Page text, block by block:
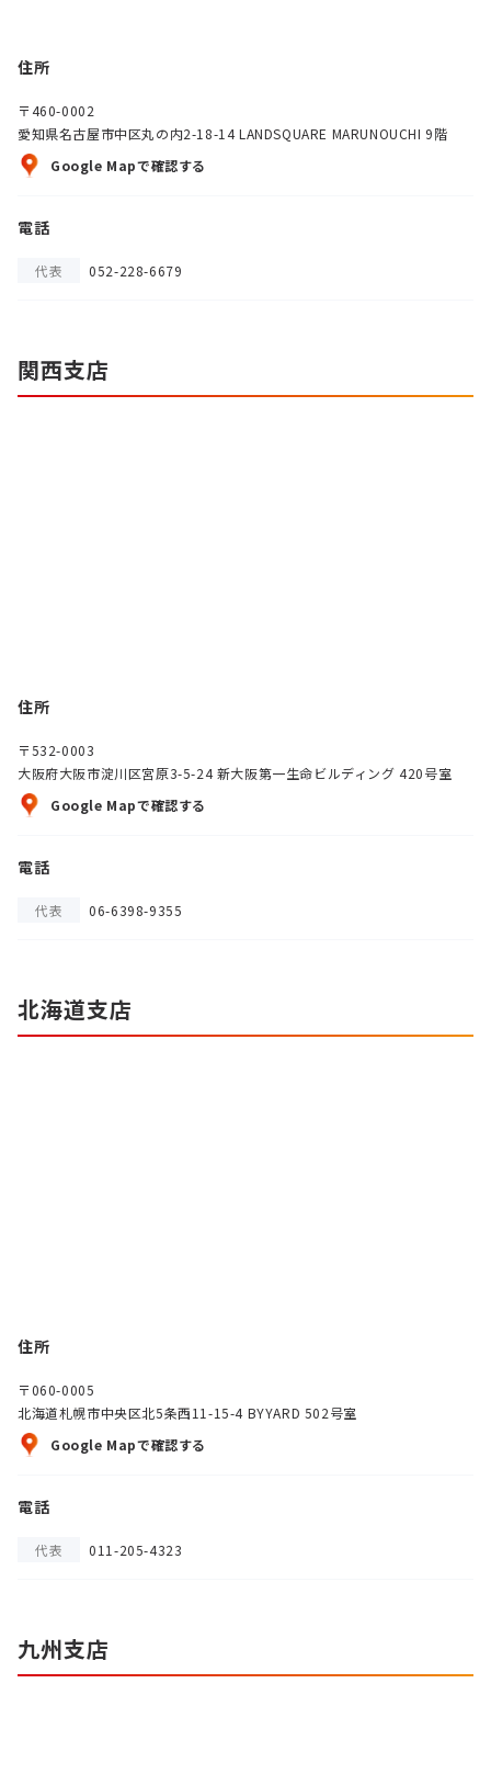
住所
〒460-0002
愛知県名古屋市中区丸の内2-18-14 LANDSQUARE MARUNOUCHI 9階
Google Mapで確認する
電話
代表 052-228-6679
関西支店
住所
〒532-0003
大阪府大阪市淀川区宮原3-5-24 新大阪第一生命ビルディング 420号室
Google Mapで確認する
電話
代表 06-6398-9355
北海道支店
住所
〒060-0005
北海道札幌市中央区北5条西11-15-4 BYYARD 502号室
Google Mapで確認する
電話
代表 011-205-4323
九州支店